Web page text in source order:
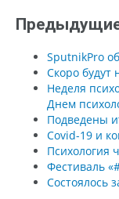
SputnikPro
Скоро будут
Неделя
Днем
Подведены
Covid-19 и
Психология
Фестиваль
Состоялось